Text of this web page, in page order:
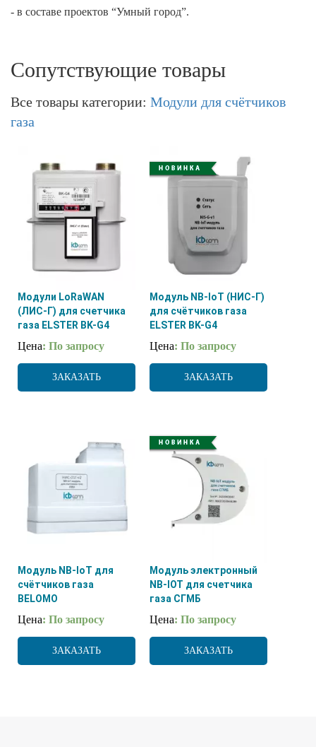
- в составе проектов “Умный город”.
Сопутствующие товары
Все товары категории: Модули для счётчиков
газа
Модули LoRaWAN
(ЛИС-Г) для счетчика
газа ELSTER BK-G4
Цена: По запросу
ЗАКАЗАТЬ
Модуль NB-IoT (НИС-Г)
для счётчиков газа
ELSTER BK-G4
Цена: По запросу
ЗАКАЗАТЬ
Модуль NB-IoT для
счётчиков газа
BELOMO
Цена: По запросу
ЗАКАЗАТЬ
Модуль электронный
NB-IOT для счетчика
газа СГМБ
Цена: По запросу
ЗАКАЗАТЬ